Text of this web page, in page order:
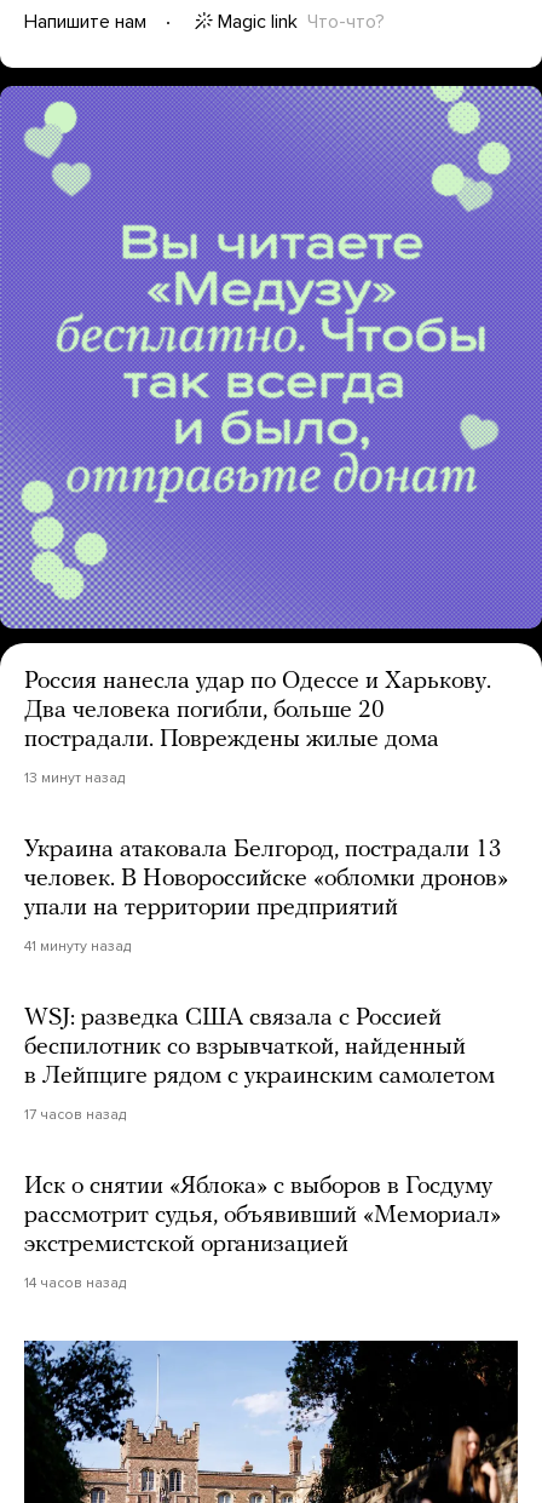
Напишите нам
Magic link Что-что?
Россия нанесла удар по Одессе и Харькову.
Два человека погибли, больше 20
пострадали. Повреждены жилые дома
13 минут назад
Украина атаковала Белгород, пострадали 13
человек. В Новороссийске «обломки дронов»
упали на территории предприятий
41 минуту назад
WSJ: разведка США связала с Россией
беспилотник со взрывчаткой, найденный
в Лейпциге рядом с украинским самолетом
17 часов назад
Иск о снятии «Яблока» с выборов в Госдуму
рассмотрит судья, объявивший «Мемориал»
экстремистской организацией
14 часов назад